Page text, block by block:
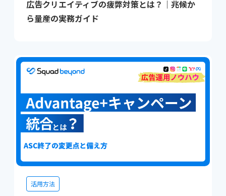
広告クリエイティブの疲弊対策とは？｜兆候か
ら量産の実務ガイド
活用方法